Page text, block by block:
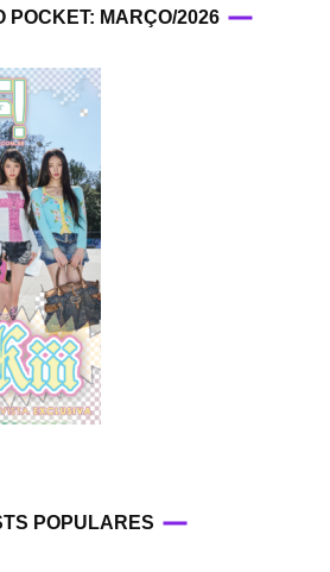
POCKET: MARÇO/2026
POPULARES